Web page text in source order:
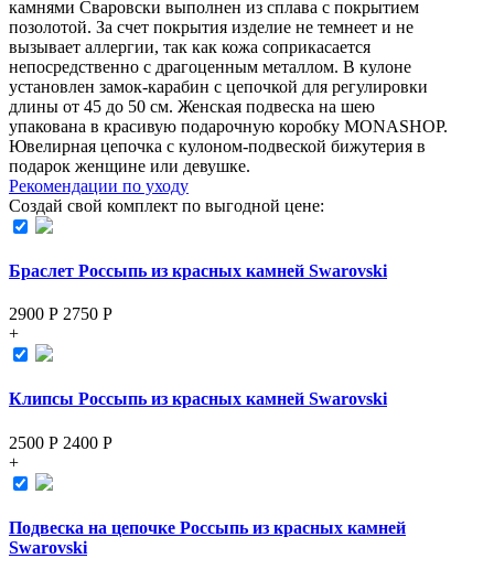
камнями Сваровски выполнен из сплава с покрытием
позолотой. За счет покрытия изделие не темнеет и не
вызывает аллергии, так как кожа соприкасается
непосредственно с драгоценным металлом. В кулоне
установлен замок-карабин с цепочкой для регулировки
длины от 45 до 50 см. Женская подвеска на шею
упакована в красивую подарочную коробку MONASHOP.
Ювелирная цепочка с кулоном-подвеской бижутерия в
подарок женщине или девушке.
Рекомендации по уходу
Создай свой комплект по выгодной цене:
Браслет Россыпь из красных камней Swarovski
2900 Р 2750 Р
+
Клипсы Россыпь из красных камней Swarovski
2500 Р 2400 Р
+
Подвеска на цепочке Россыпь из красных камней
Swarovski